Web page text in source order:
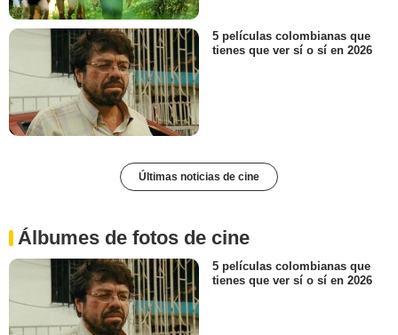
5 películas colombianas que
tienes que ver sí o sí en 2026
Últimas noticias de cine
Álbumes de fotos de cine
5 películas colombianas que
tienes que ver sí o sí en 2026